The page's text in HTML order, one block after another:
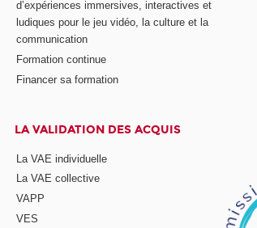
d’expériences immersives, interactives et
ludiques pour le jeu vidéo, la culture et la
communication
Formation continue
Financer sa formation
LA VALIDATION DES ACQUIS
La VAE individuelle
La VAE collective
VAPP
VES